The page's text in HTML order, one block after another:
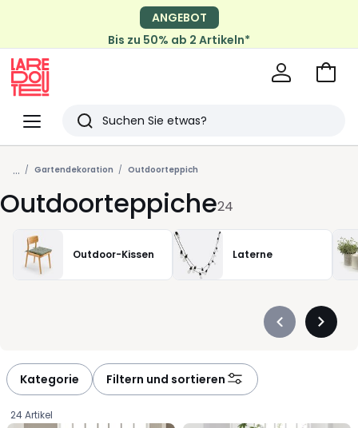
ANGEBOT
Bis zu 50% ab 2 Artikeln*
Menü
Redoute
Suchen
Zuletzt
angesehen
Artikel
Zum
... Gartendekoration Outdoorteppich
Outdoorteppiche24
Outdoor-Kissen Laterne
Précédent
Kategorie Filtern und sortieren
24 Artikel